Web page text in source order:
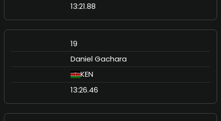
13:21.88
19
Daniel Gachara
KEN
13:26.46